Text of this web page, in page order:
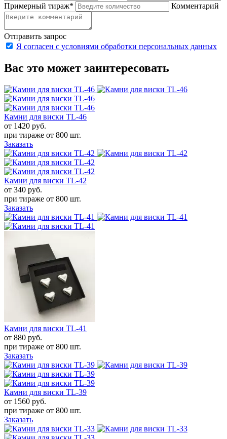
Примерный тираж* Комментарий
Отправить запрос
Я согласен с условиями обработки персональных данных
Вас это может заинтересовать
Камни для виски TL-46
от 1420 руб.
при тираже от 800 шт.
Заказать
Камни для виски TL-42
от 340 руб.
при тираже от 800 шт.
Заказать
Камни для виски TL-41
от 880 руб.
при тираже от 800 шт.
Заказать
Камни для виски TL-39
от 1560 руб.
при тираже от 800 шт.
Заказать